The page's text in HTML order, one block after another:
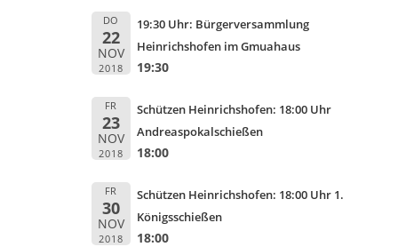
DO
22
NOV
2018
19:30 Uhr: Bürgerversammlung
Heinrichshofen im Gmuahaus
19:30
FR
23
NOV
2018
Schützen Heinrichshofen: 18:00 Uhr
Andreaspokalschießen
18:00
FR
30
NOV
2018
Schützen Heinrichshofen: 18:00 Uhr 1.
Königsschießen
18:00